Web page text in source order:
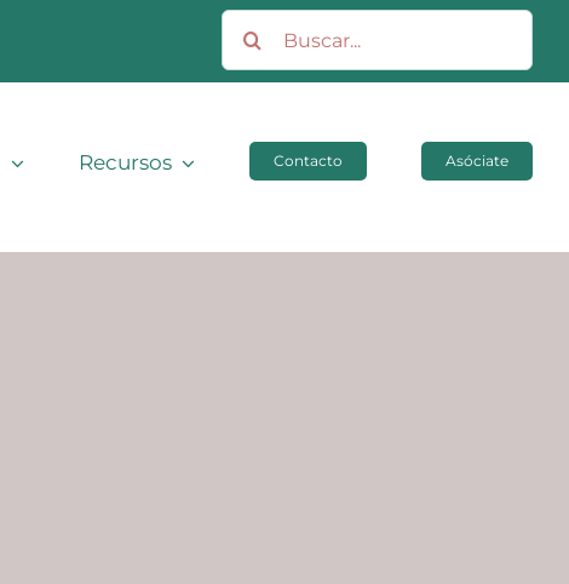
Buscar:
Recursos Contacto Asóciate